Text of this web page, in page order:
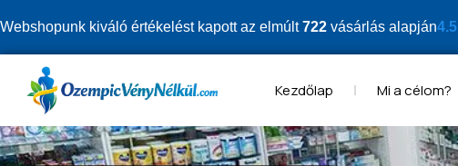
Webshopunk kiváló értékelést kapott az elmúlt722 vásárlás alapján4.5
Kezdőlap Mi a célom?